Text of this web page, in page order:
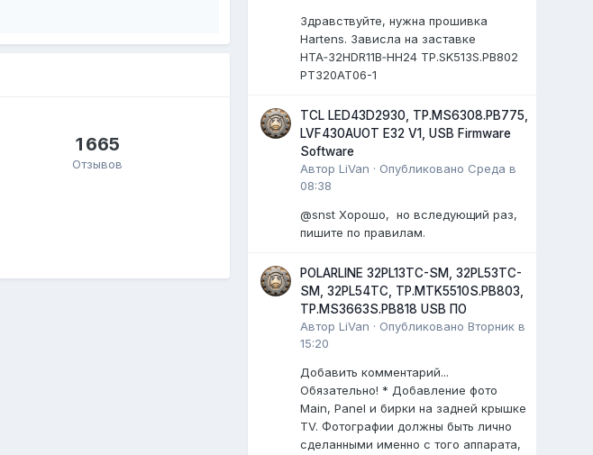
1 665
Отзывов
Здравствуйте, нужна прошивка
Hartens. Зависла на заставке
HTA‑32HDR11B‑HH24 TP.SK513S.PB802
PT320AT06-1
TCL LED43D2930, TP.MS6308.PB775,
LVF430AUOT E32 V1, USB Firmware
Software
АвторLiVan · Опубликовано Среда в
08:38
@snst Хорошо, но вследующий раз,
пишите по правилам.
POLARLINE 32PL13TC-SM, 32PL53TC-
SM, 32PL54TC, TP.MTK5510S.PB803,
TP.MS3663S.PB818 USB ПО
АвторLiVan · ОпубликованоВторник в
15:20
Добавить комментарий...
Обязательно! * Добавление фото
Main, Panel и бирки на задней крышке
TV. Фотографии должны быть лично
сделанными именно с того аппарата,